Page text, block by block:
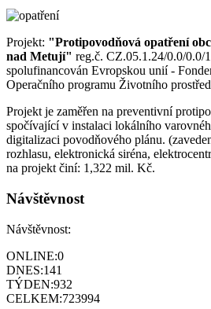
Projekt: "Protipovodňová opatření
nad Metují" reg.č. CZ.05.1.24/0.0/0.0/
spolufinancován Evropskou unií -
Operačního programu Životního
Projekt je zaměřen na preventivní
spočívající v instalaci lokálního
digitalizaci povodňového plánu.
rozhlasu, elektronická siréna,
na projekt činí: 1,322 mil. Kč.
Návštěvnost
Návštěvnost:
ONLINE:0
DNES:141
TÝDEN:932
CELKEM:723994